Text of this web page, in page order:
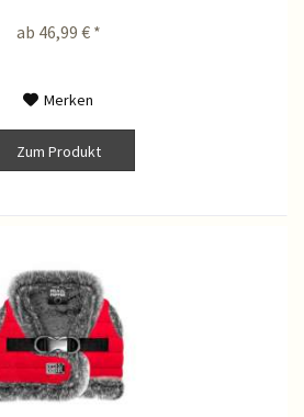
ab 46,99 € *
Merken
Zum Produkt